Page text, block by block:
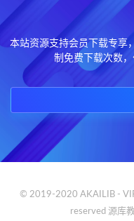
本站资源支持会员下载专享
制免费下载次数
© 2019-2020 AKAILIB -
reserved 源库